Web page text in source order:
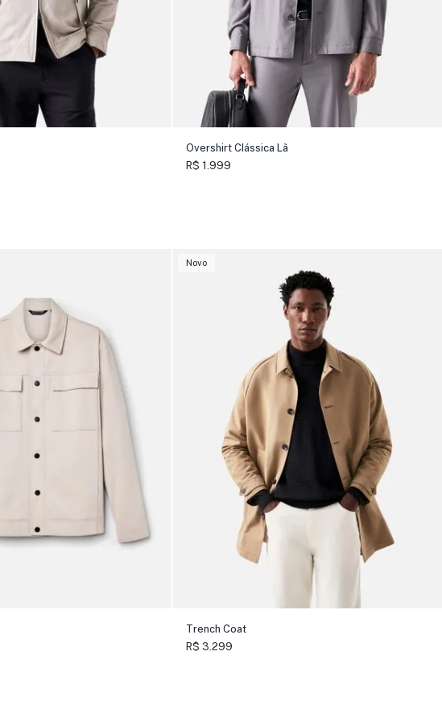
Overshirt Clássica Lã
R$ 1.999
Novo
Trench Coat
R$ 3.299